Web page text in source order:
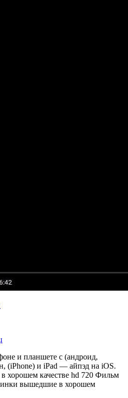
и планшете с (андроид,
(iPhone) и iPad — айпэд на iOS.
хорошем качестве hd 720 Фильм
вышедшие в хорошем